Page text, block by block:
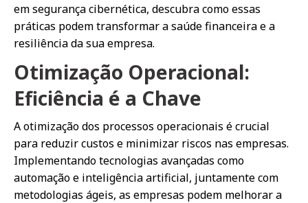
em segurança cibernética, descubra como essas
práticas podem transformar a saúde financeira e a
resiliência da sua empresa.
Otimização Operacional:
Eficiência é a Chave
A otimização dos processos operacionais é crucial
para reduzir custos e minimizar riscos nas empresas.
Implementando tecnologias avançadas como
automação e inteligência artificial, juntamente com
metodologias ágeis, as empresas podem melhorar a